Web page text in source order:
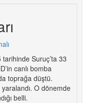
Suruç’ta 33
canlı bomba
toprağa düştü.
O dönemde
belli.